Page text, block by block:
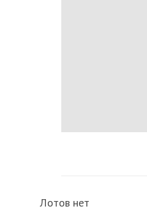
Лотов нет